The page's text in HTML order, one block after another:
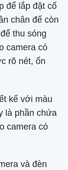
để lắp đặt cố
chân đế còn
thu sóng
camera có
rõ nét, ổn
kế với màu
là phần chứa
camera có
và đèn